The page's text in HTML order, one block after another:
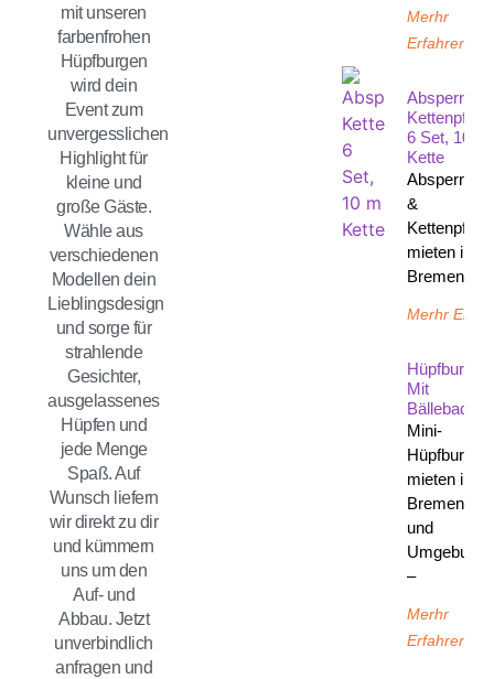
mit unseren
farbenfrohen
Hüpfburgen
wird dein
Event zum
unvergesslichen
Highlight für
kleine und
große Gäste.
Wähle aus
verschiedenen
Modellen dein
Lieblingsdesign
und sorge für
strahlende
Gesichter,
ausgelassenes
Hüpfen und
jede Menge
Spaß. Auf
Wunsch liefern
wir direkt zu dir
und kümmern
uns um den
Auf- und
Abbau. Jetzt
unverbindlich
anfragen und
Merhr
Erfahren
6 Set, 10 M
Kette
&
mieten in
Bremen und
Merhr
Hüpfburg
Mit
Bällebad
Mini-
Hüpfburg
mieten in
Bremen
und
Umgebung
–
Merhr
Erfahren